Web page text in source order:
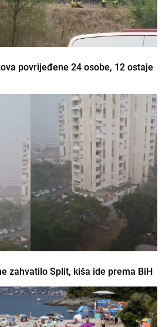
povrijeđene 24 osobe, 12 ostaje
zahvatilo Split, kiša ide prema BiH